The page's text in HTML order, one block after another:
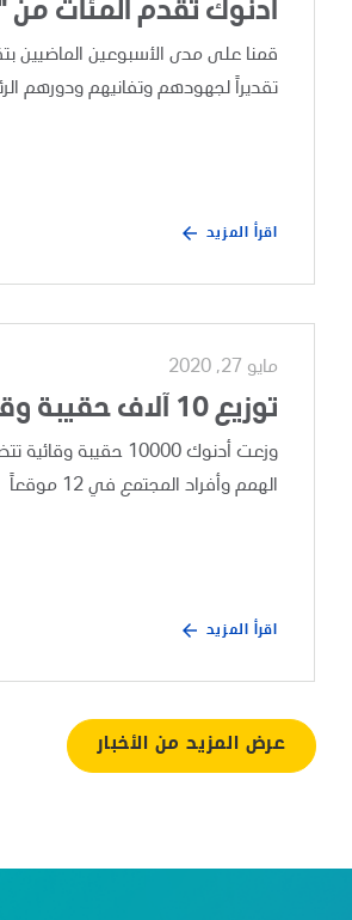
أدنوك تقدم المئات
تقديراً لجهودهم وتفانيهم ودورهم الرئيسي في
اقرأ المزيد
مايو 27, 2020
توزيع 10 آلاف حقيبة وقائية لحماية أفراد المجتمع
وزعت أدنوك 10000
الهمم وأفراد المجتمع في 12 موقعاً
اقرأ المزيد
عرض المزيد من الأخبار